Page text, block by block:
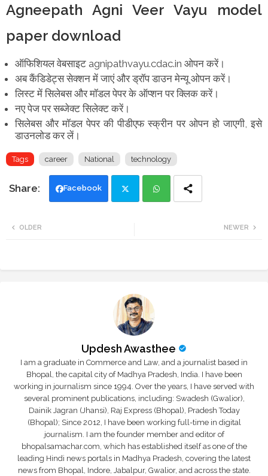
Agneepath Agni Veer Vayu model
paper download
ऑफिशियल वेबसाइट agnipathvayu.cdac.in ओपन करें।
अब कैंडिडेट्स सेक्शन में जाएं और ड्रॉप डाउन मेन्यू ओपन करें।
लिस्ट में सिलेबस और मॉडल पेपर के ऑप्शन पर क्लिक करें।
नए पेज पर सब्जेक्ट सिलेक्ट करें।
सिलेबस और मॉडल पेपर की पीडीएफ स्क्रीन पर ओपन हो जाएगी, इसे
डाउनलोड कर लें।
Tags career National technology
Facebook
NEWER
OLDER
Updesh Awasthee
I am a graduate in Commerce and Law, and a journalist based in
Bhopal, the capital city of Madhya Pradesh, India. I have been
working in journalism since 1994. Over the years, I have served with
several prominent publications, including: Swadesh (Gwalior),
Dainik Jagran (Jhansi), Raj Express (Bhopal), Pradesh Today
(Bhopal); Since 2012, I have been working full-time in digital
journalism. I am the founder member and editor of
bhopalsamachar.com, which has established itself as one of the
leading Hindi news portals in Madhya Pradesh, covering the latest
news from Bhopal, Indore, Jabalpur, Gwalior, and across the state.